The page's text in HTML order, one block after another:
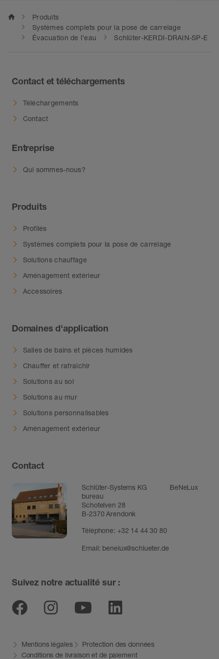
home
Produits
Systèmes complets pour la pose de carrelage
Évacuation de l’eau
Schlüter-KERDI-DRAIN-SP-E
Contact et téléchargements
Téléchargements
Contact
Entreprise
Qui sommes-nous?
Produits
Profilés
Systèmes complets pour la pose de carrelage
Solutions chauffage
Aménagement extérieur
Accessoires
Domaines d'application
Salles de bains et pièces humides
Chauffer et rafraîchir
Solutions au sol
Solutions au mur
Solutions personnalisables
Aménagement extérieur
Contact
Schlüter-Systems KG BeNeLux
bureau
Schotelven 28
B-2370 Arendonk
Téléphone: +32 14 44 30 80
Email: benelux@schlueter.de
Suivez notre actualité sur :
Facebook
Instagram
YoutubeLinkedin
Mentions légales
Protection des données
Conditions de livraison et de paiement